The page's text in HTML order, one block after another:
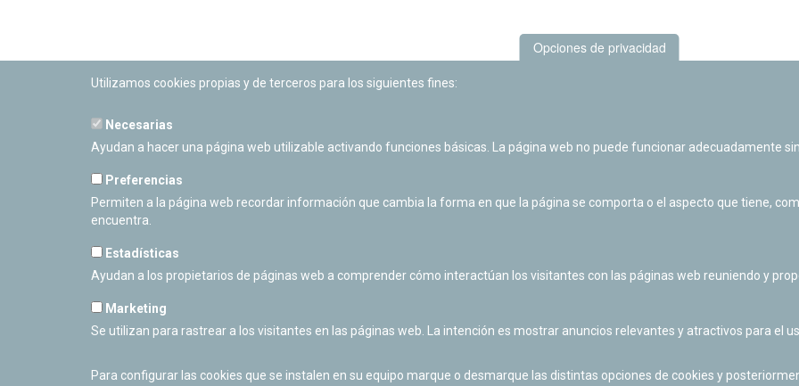
PLANETARIO DE PAMPLONA
Calle Sancho RamÃ­rez, s/n
Cerrado Temporalmente
Opciones de privacidad
Utilizamos cookies propias y de terceros para los siguientes fines:
Necesarias
Ayudan a hacer una página web utilizable activando funciones básicas. La página web no puede funcionar adecuadamente
Preferencias
Permiten a la página web recordar información que cambia la forma en que la página se comporta o el aspecto que tiene,
encuentra.
Estadísticas
Ayudan a los propietarios de páginas web a comprender cómo interactúan los visitantes con las páginas web reuniendo y
Marketing
Se utilizan para rastrear a los visitantes en las páginas web. La intención es mostrar anuncios relevantes y atractivos para el
Para configurar las cookies que se instalen en su equipo marque o desmarque las distintas opciones de cookies y